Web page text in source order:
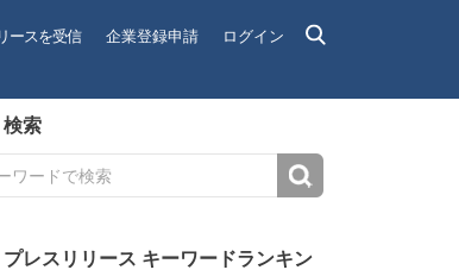
ースを受信 企業登録申請 ログイン
検索
プレスリリース キーワードランキン